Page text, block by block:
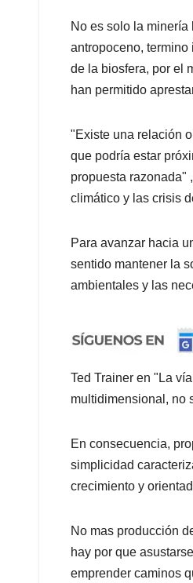
No es solo la minería
antropoceno,
de la biosfera, por el
han permitido
"Existe una relación
que podría estar
propuesta razonada"
climático y las crisis
Para avanzar hacia
sentido mantener la
ambientales y las
Ted Trainer en "La
multidimensional, no
En consecuencia,
simplicidad
crecimiento y
No mas producción
hay por que
emprender caminos